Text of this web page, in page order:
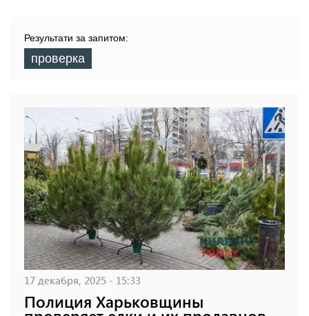
Результати за запитом:
проверка
17 декабря, 2025 - 15:33
Полиция Харьковщины